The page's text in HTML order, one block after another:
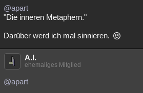
@apart
"Die inneren Metaphern."
Darüber werd ich mal sinnieren.
A.I.
ehemaliges Mitglied
@apart